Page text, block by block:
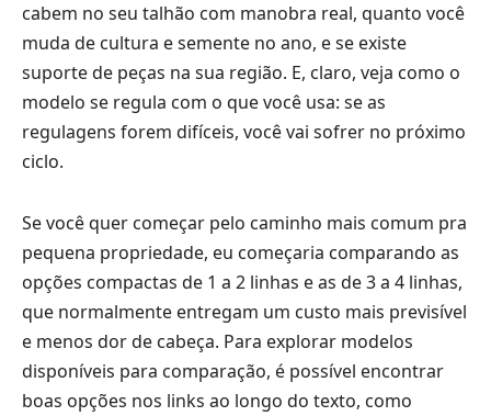
cabem no seu talhão com manobra real, quanto você
muda de cultura e semente no ano, e se existe
suporte de peças na sua região. E, claro, veja como o
modelo se regula com o que você usa: se as
regulagens forem difíceis, você vai sofrer no próximo
ciclo.
Se você quer começar pelo caminho mais comum pra
pequena propriedade, eu começaria comparando as
opções compactas de 1 a 2 linhas e as de 3 a 4 linhas,
que normalmente entregam um custo mais previsível
e menos dor de cabeça. Para explorar modelos
disponíveis para comparação, é possível encontrar
boas opções nos links ao longo do texto, como